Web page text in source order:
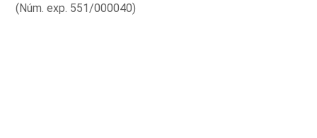
(Núm. exp. 551/000040)